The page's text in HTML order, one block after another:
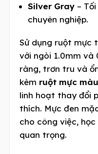
Silver Gray –
chuyên nghiệp.
Sử dụng ruột mực
với ngòi 1.0mm và
ràng, trơn tru và
kèm ruột mực
linh hoạt thay đổi
thích. Mực đen
cho công việc,
quan trọng.